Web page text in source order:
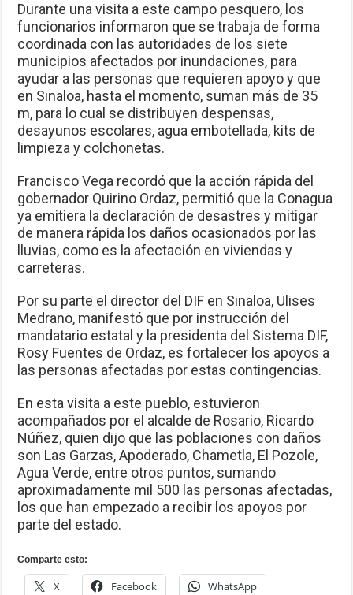
Durante una visita a este campo pesquero, los
funcionarios informaron que se trabaja de forma
coordinada con las autoridades de los siete
municipios afectados por inundaciones, para
ayudar a las personas que requieren apoyo y que
en Sinaloa, hasta el momento, suman más de 35
m, para lo cual se distribuyen despensas,
desayunos escolares, agua embotellada, kits de
limpieza y colchonetas.
Francisco Vega recordó que la acción rápida del
gobernador Quirino Ordaz, permitió que la Conagua
ya emitiera la declaración de desastres y mitigar
de manera rápida los daños ocasionados por las
lluvias, como es la afectación en viviendas y
carreteras.
Por su parte el director del DIF en Sinaloa, Ulises
Medrano, manifestó que por instrucción del
mandatario estatal y la presidenta del Sistema DIF,
Rosy Fuentes de Ordaz, es fortalecer los apoyos a
las personas afectadas por estas contingencias.
En esta visita a este pueblo, estuvieron
acompañados por el alcalde de Rosario, Ricardo
Núñez, quien dijo que las poblaciones con daños
son Las Garzas, Apoderado, Chametla, El Pozole,
Agua Verde, entre otros puntos, sumando
aproximadamente mil 500 las personas afectadas,
los que han empezado a recibir los apoyos por
parte del estado.
Comparte esto:
X Facebook WhatsApp